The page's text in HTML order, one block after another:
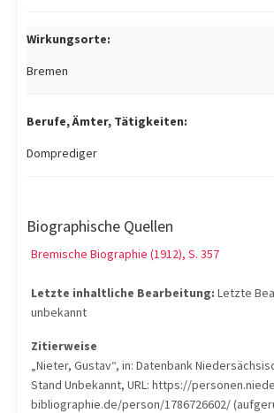
Wirkungsorte:
Bremen
Berufe, Ämter, Tätigkeiten:
Domprediger
Biographische Quellen
Bremische Biographie (1912), S. 357
Letzte inhaltliche Bearbeitung: Letzte
unbekannt
Zitierweise
„Nieter, Gustav“, in: Datenbank
Stand Unbekannt, URL: https://
bibliographie.de/person/1786726602/